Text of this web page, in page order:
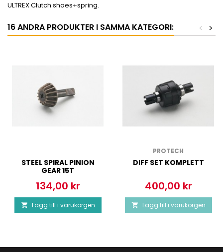
ULTREX Clutch shoes+spring.
16 ANDRA PRODUKTER I SAMMA KATEGORI: >
<
STEEL SPIRAL PINION
GEAR 15T
Pris
134,00 kr
 Lägg till i varukorgen
PROTECH
DIFF SET KOMPLETT
Pris
400,00 kr
 Lägg till i varukorgen